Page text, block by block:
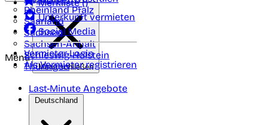
Rheinland Pfalz
Saarland
Sachsen
Sachsen-Anhalt
Schleswig-Holstein
Thüringen
Merkliste ()
Unterkunft vermieten
Social Media
Vermieter-Login
Als Vermieter registrieren
Menü
Menü schließen
Last-Minute Angebote
Deutschland